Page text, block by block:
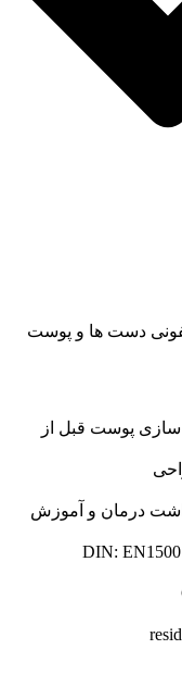
دست ها و پوست
سازی پوست قبل از
درمان و آموزش